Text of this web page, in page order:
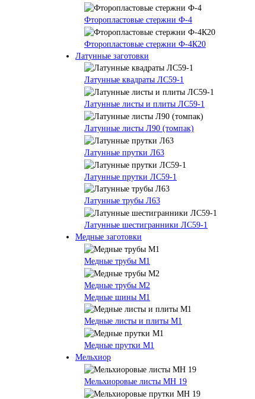
Фторопластовые стержни Ф-4
Фторопластовые стержни Ф-4К20
Латунные заготовки
Латунные квадраты ЛС59-1
Латунные листы и плиты ЛС59-1
Латунные листы Л90 (томпак)
Латунные прутки Л63
Латунные прутки ЛС59-1
Латунные трубы Л63
Латунные шестигранники ЛС59-1
Медные заготовки
Медные трубы М1
Медные трубы М2
Медные шины М1
Медные листы и плиты М1
Медные прутки М1
Мельхиор
Мельхиоровые листы МН 19